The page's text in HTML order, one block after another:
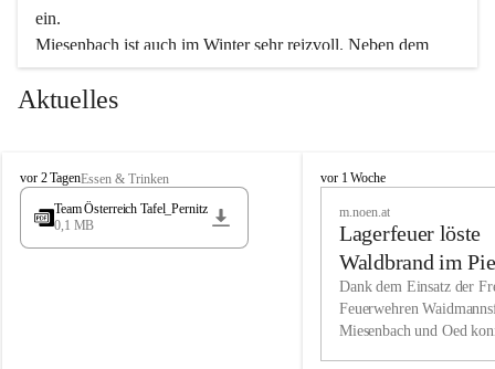
ein.
Miesenbach ist auch im Winter sehr reizvoll. Neben dem
Eisstockschießen gibt es auf dem nahe gelegenen Unterberg
wunderschöne Naturschneepisten, die zum Schifahren oder
vielfältige Angebot unserer Kulturvereine.
Überzeugen Sie sich selbst, dass Sie in Miesenbach sowie
in den Beherbergungsbetrieben, Gaststätten und urigen
Wir kennen Miesenbach als lebens- und liebenswerten Ort.
Tradition und Innovation werden ebenso groß geschrieben
Aktuelles
M
i
s
vor 2 TagenEssen & Trinken
Team Österreich Tafel_Pernitz
0,1 MB
M
h
vor 1 Woche
m.noen.at
Lagerfeuer löste
Waldbrand im
aus
Dank dem Einsatz der
Feuerwehren
Miesenbach und Oed